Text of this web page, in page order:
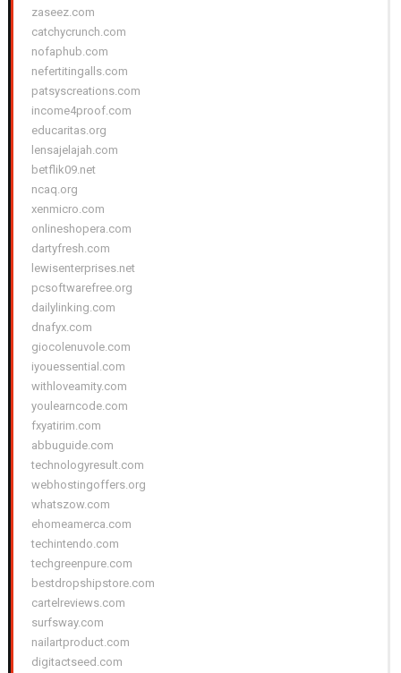
zaseez.com
catchycrunch.com
nofaphub.com
nefertitingalls.com
patsyscreations.com
income4proof.com
educaritas.org
lensajelajah.com
betflik09.net
ncaq.org
xenmicro.com
onlineshopera.com
dartyfresh.com
lewisenterprises.net
pcsoftwarefree.org
dailylinking.com
dnafyx.com
giocolenuvole.com
iyouessential.com
withloveamity.com
youlearncode.com
fxyatirim.com
abbuguide.com
technologyresult.com
webhostingoffers.org
whatszow.com
ehomeamerca.com
techintendo.com
techgreenpure.com
bestdropshipstore.com
cartelreviews.com
surfsway.com
nailartproduct.com
digitactseed.com